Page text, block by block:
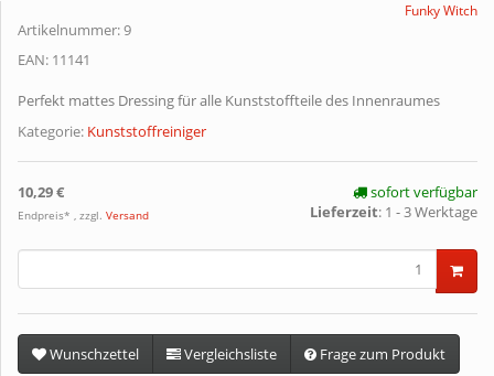
Funky Witch
Artikelnummer:9
EAN: 11141
Perfekt mattes Dressing für alle Kunststoffteile des Innenraumes
Kategorie: Kunststoffreiniger
10,29 €
Endpreis* , zzgl. Versand
sofort verfügbar
Lieferzeit: 1 - 3 Werktage
Wunschzettel Vergleichsliste Frage zum Produkt